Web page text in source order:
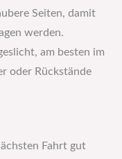
Seiten, damit
werden.
am besten im
oder Rückstände
Fahrt gut